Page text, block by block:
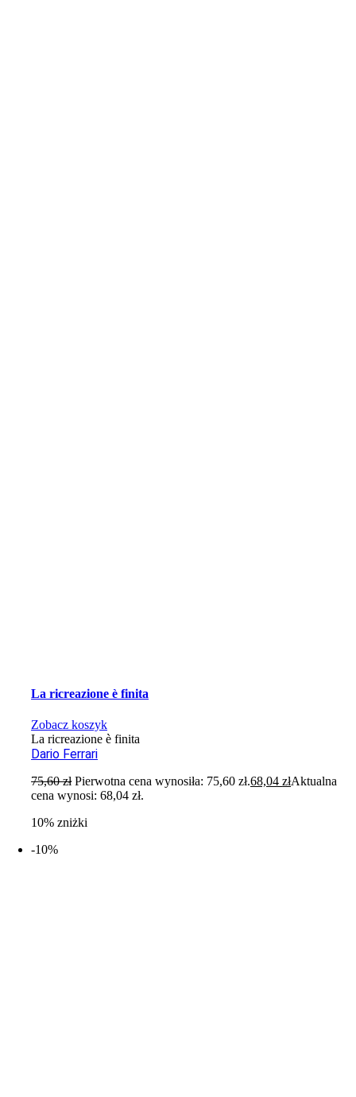
La ricreazione è finita
Zobacz koszyk
La ricreazione è finita
Dario Ferrari
75,60zł Pierwotna cena wynosiła: 75,60 zł.68,04złAktualna
cena wynosi: 68,04 zł.
10% zniżki
-10%